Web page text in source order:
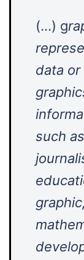
(…) g
data
such